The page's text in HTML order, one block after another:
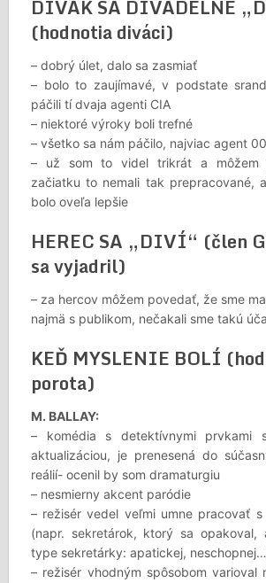
DIVÁK SA DIVADELNE
(hodnotia diváci)
– dobrý úlet, dalo sa zasmiať
– bolo to zaujímavé, v podstate
páčili tí dvaja agenti CIA
– niektoré výroky boli trefné
– všetko sa nám páčilo, najviac agent 00
– už som to videl trikrát a môžem
začiatku to nemali tak prepracované,
bolo oveľa lepšie
HEREC SA „DIVÍ“ (člen
sa vyjadril)
– za hercov môžem povedať, že sme
najmä s publikom, nečakali sme takú
KEĎ MYSLENIE BOLÍ
porota)
M. BALLAY:
– komédia s detektívnymi prvkami
aktualizáciou, je prenesená do
reálií- ocenil by som dramaturgiu
– nesmierny akcent paródie
– režisér vedel veľmi umne pracovať s
(napr. sekretárok, ktorý sa
type sekretárky: apatickej,
– režisér vhodným spôsobom varioval